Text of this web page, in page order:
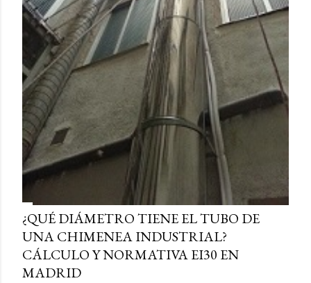
¿QUÉ DIÁMETRO TIENE EL TUBO DE
UNA CHIMENEA INDUSTRIAL?
CÁLCULO Y NORMATIVA EI30 EN
MADRID